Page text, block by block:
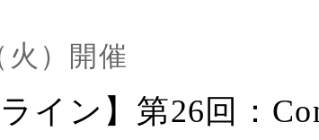
火） 開催
イン】第26回：